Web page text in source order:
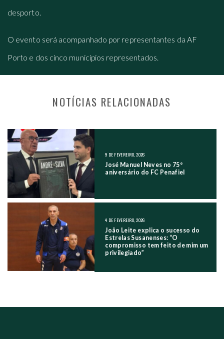
desporto.
O evento será acompanhado por representantes da AF
Porto e dos cinco municípios representados.
NOTÍCIAS RELACIONADAS
NAVEGAÇÃO NOS POSTS
9 DE FEVEREIRO, 2026
José Manuel Neves no 75°
aniversário do FC Penafiel
4 DE FEVEREIRO, 2026
João Leite explica o sucesso do
Estrelas Susanenses: “O
compromisso tem feito de mim um
privilegiado”